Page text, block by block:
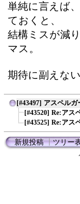
単純に言えば
ておくと、
結構ミスが減
マス。
期待に副えな
[#43497] アスペルガ
[#43520] Re:アス
[#43525] Re:アス
新規投稿┃ツリー